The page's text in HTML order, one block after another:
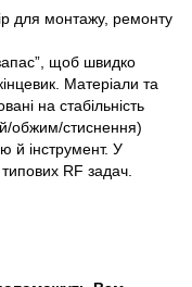
для монтажу, ремонту
щоб швидко
Матеріали та
на стабільність
обжим/стиснення)
й інструмент. У
RF задач.